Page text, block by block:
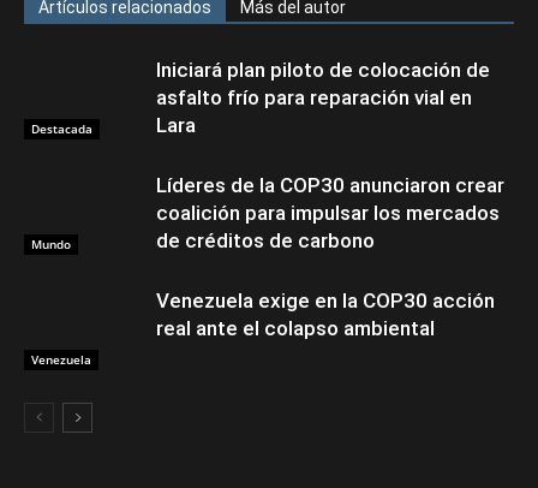
Artículos relacionados Más del autor
Destacada
Iniciará plan piloto de colocación de
asfalto frío para reparación vial en
Lara
Mundo
Líderes de la COP30 anunciaron crear
coalición para impulsar los mercados
de créditos de carbono
Venezuela
Venezuela exige en la COP30 acción
real ante el colapso ambiental